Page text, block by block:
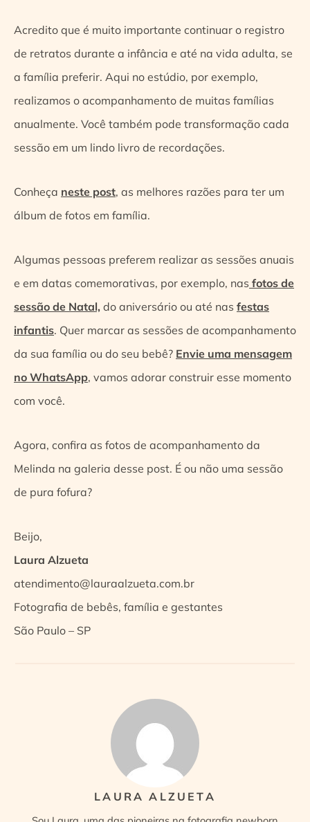
Acredito que é muito importante continuar o registro
de retratos durante a infância e até na vida adulta, se
a família preferir. Aqui no estúdio, por exemplo,
realizamos o acompanhamento de muitas famílias
anualmente. Você também pode transformação cada
sessão em um lindo livro de recordações.
Conheça neste post, as melhores razões para ter um
álbum de fotos em família.
Algumas pessoas preferem realizar as sessões anuais
e em datas comemorativas, por exemplo, nas fotos de
sessão de Natal, do aniversário ou até nas festas
infantis. Quer marcar as sessões de acompanhamento
da sua família ou do seu bebê? Envie uma mensagem
no WhatsApp, vamos adorar construir esse momento
com você.
Agora, confira as fotos de acompanhamento da
Melinda na galeria desse post. É ou não uma sessão
de pura fofura?
Beijo,
Laura Alzueta
atendimento@lauraalzueta.com.br
Fotografia de bebês, família e gestantes
São Paulo – SP
LAURA ALZUETA